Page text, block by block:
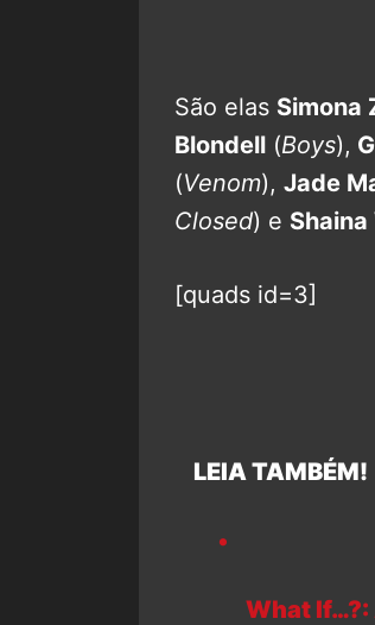
São elas Simona
Blondell (Boys),
(Venom), Jade
Closed) e
[quads id=3]
LEIA TAMBÉM!
What If…?: